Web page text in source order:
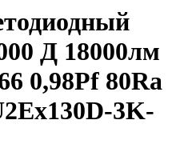
Д 18000лм
0,98Pf 80Ra
3K-